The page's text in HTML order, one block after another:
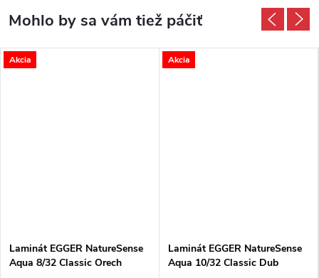
Akcia
Laminát EGGER NatureSense
Aqua 8/32 Classic Orech
Akcia
Laminát EGGER NatureSense
Aqua 10/32 Classic Dub